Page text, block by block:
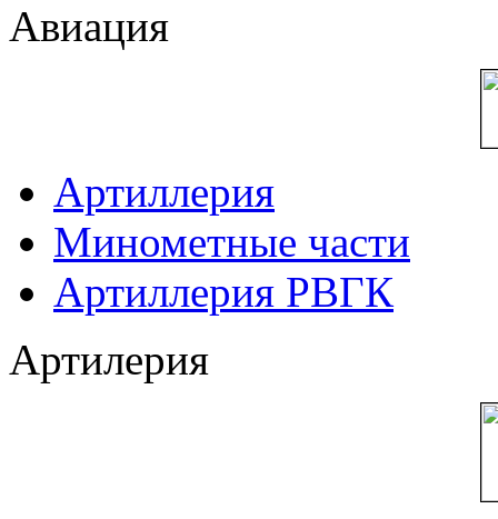
Авиация
Артиллерия
Минометные части
Артиллерия РВГК
Артилерия